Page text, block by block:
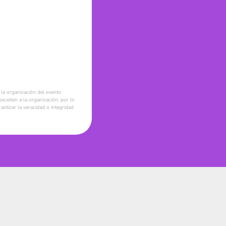
organización del evento.
a la organización, por lo
la veracidad o integridad